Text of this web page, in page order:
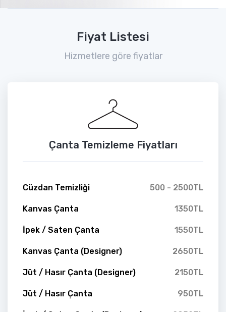
Fiyat Listesi
Hizmetlere göre fiyatlar
Çanta Temizleme Fiyatları
Cüzdan Temizliği 500 - 2500TL
Kanvas Çanta 1350TL
İpek / Saten Çanta 1550TL
Kanvas Çanta (Designer) 2650TL
Jüt / Hasır Çanta (Designer) 2150TL
Jüt / Hasır Çanta 950TL